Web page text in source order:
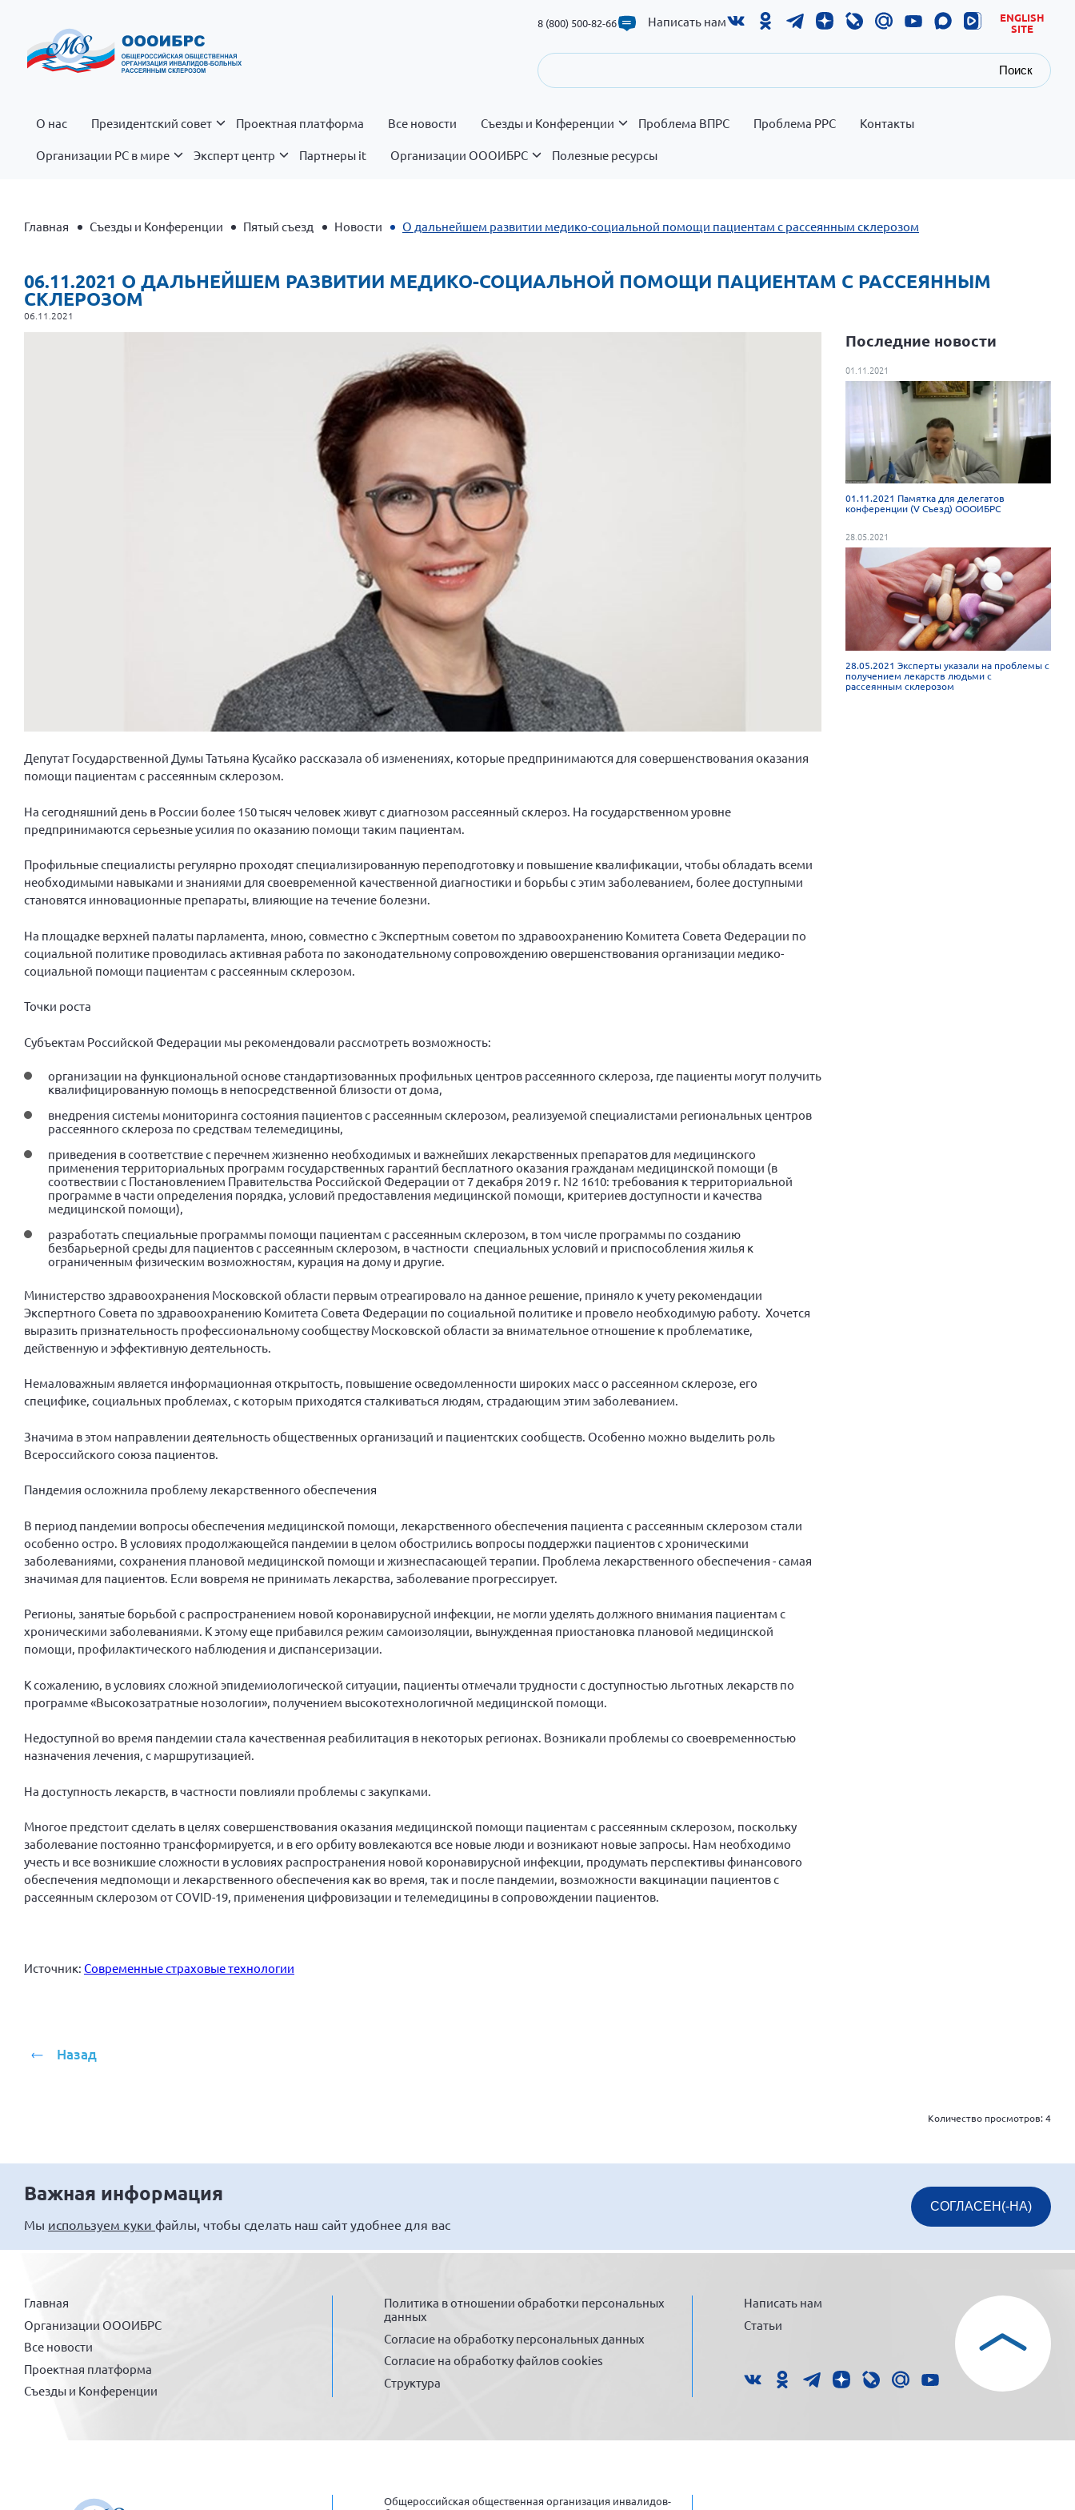
8 (800) 500-82-66 Написать нам
ENGLISH
SITE
Поиск
О нас Президентский совет Проектная платформа Все новости Съезды и Конференции Проблема ВПРС Проблема РРС Контакты
Организации РС в мире Эксперт центр Партнеры it Организации ОООИБРС Полезные ресурсы
Главная Съезды и Конференции Пятый съезд Новости О дальнейшем развитии медико-социальной помощи пациентам с рассеянным склерозом
06.11.2021 О ДАЛЬНЕЙШЕМ РАЗВИТИИ МЕДИКО-СОЦИАЛЬНОЙ ПОМОЩИ ПАЦИЕНТАМ С РАССЕЯННЫМ
СКЛЕРОЗОМ
06.11.2021
Депутат Государственной Думы Татьяна Кусайко рассказала об изменениях, которые предпринимаются для совершенствования оказания
помощи пациентам с рассеянным склерозом.
На сегодняшний день в России более 150 тысяч человек живут с диагнозом рассеянный склероз. На государственном уровне
предпринимаются серьезные усилия по оказанию помощи таким пациентам.
Профильные специалисты регулярно проходят специализированную переподготовку и повышение квалификации, чтобы обладать всеми
необходимыми навыками и знаниями для своевременной качественной диагностики и борьбы с этим заболеванием, более доступными
становятся инновационные препараты, влияющие на течение болезни.
На площадке верхней палаты парламента, мною, совместно с Экспертным советом по здравоохранению Комитета Совета Федерации по
социальной политике проводилась активная работа по законодательному сопровождению овершенствования организации медико-
социальной помощи пациентам с рассеянным склерозом.
Точки роста
Субъектам Российской Федерации мы рекомендовали рассмотреть возможность:
организации на функциональной основе стандартизованных профильных центров рассеянного склероза, где пациенты могут получить
квалифицированную помощь в непосредственной близости от дома,
внедрения системы мониторинга состояния пациентов с рассеянным склерозом, реализуемой специалистами региональных центров
рассеянного склероза по средствам телемедицины,
приведения в соответствие с перечнем жизненно необходимых и важнейших лекарственных препаратов для медицинского
применения территориальных программ государственных гарантий бесплатного оказания гражданам медицинской помощи (в
соотвествии с Постановлением Правительства Российской Федерации от 7 декабря 2019 г. N2 1610: требования к территориальной
программе в части определения порядка, условий предоставления медицинской помощи, критериев доступности и качества
медицинской помощи),
разработать специальные программы помощи пациентам с рассеянным склерозом, в том числе программы по созданию
безбарьерной среды для пациентов с рассеянным склерозом, в частности специальных условий и приспособления жилья к
ограниченным физическим возможностям, курация на дому и другие.
Министерство здравоохранения Московской области первым отреагировало на данное решение, приняло к учету рекомендации
Экспертного Совета по здравоохранению Комитета Совета Федерации по социальной политике и провело необходимую работу. Хочется
выразить признательность профессиональному сообществу Московской области за внимательное отношение к проблематике,
действенную и эффективную деятельность.
Немаловажным является информационная открытость, повышение осведомленности широких масс о рассеянном склерозе, его
специфике, социальных проблемах, с которым приходятся сталкиваться людям, страдающим этим заболеванием.
Значима в этом направлении деятельность общественных организаций и пациентских сообществ. Особенно можно выделить роль
Всероссийского союза пациентов.
Пандемия осложнила проблему лекарственного обеспечения
В период пандемии вопросы обеспечения медицинской помощи, лекарственного обеспечения пациента с рассеянным склерозом стали
особенно остро. В условиях продолжающейся пандемии в целом обострились вопросы поддержки пациентов с хроническими
заболеваниями, сохранения плановой медицинской помощи и жизнеспасающей терапии. Проблема лекарственного обеспечения - самая
значимая для пациентов. Если вовремя не принимать лекарства, заболевание прогрессирует.
Регионы, занятые борьбой с распространением новой коронавирусной инфекции, не могли уделять должного внимания пациентам с
хроническими заболеваниями. К этому еще прибавился режим самоизоляции, вынужденная приостановка плановой медицинской
помощи, профилактического наблюдения и диспансеризации.
К сожалению, в условиях сложной эпидемиологической ситуации, пациенты отмечали трудности с доступностью льготных лекарств по
программе «Высокозатратные нозологии», получением высокотехнологичной медицинской помощи.
Недоступной во время пандемии стала качественная реабилитация в некоторых регионах. Возникали проблемы со своевременностью
назначения лечения, с маршрутизацией.
На доступность лекарств, в частности повлияли проблемы с закупками.
Многое предстоит сделать в целях совершенствования оказания медицинской помощи пациентам с рассеянным склерозом, поскольку
заболевание постоянно трансформируется, и в его орбиту вовлекаются все новые люди и возникают новые запросы. Нам необходимо
учесть и все возникшие сложности в условиях распространения новой коронавирусной инфекции, продумать перспективы финансового
обеспечения медпомощи и лекарственного обеспечения как во время, так и после пандемии, возможности вакцинации пациентов с
рассеянным склерозом от COVID-19, применения цифровизации и телемедицины в сопровождении пациентов.
Источник: Современные страховые технологии
Последние новости
01.11.2021
01.11.2021 Памятка для делегатов
конференции (V Съезд) ОООИБРС
28.05.2021
28.05.2021 Эксперты указали на проблемы с
получением лекарств людьми с
рассеянным склерозом
Назад
Количество просмотров:4
Важная информация
Мы используем куки файлы, чтобы сделать наш сайт удобнее для вас
СОГЛАСЕН(-НА)
Главная
Организации ОООИБРС
Все новости
Проектная платформа
Съезды и Конференции
Политика в отношении обработки персональных
данных
Согласие на обработку персональных данных
Согласие на обработку файлов cookies
Структура
Написать нам
Статьи
Общероссийская общественная организация инвалидов-